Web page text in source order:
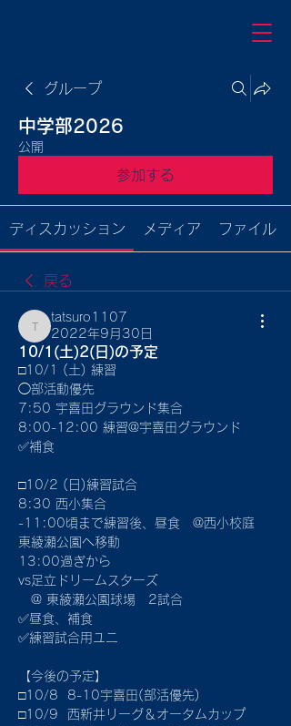
グループ
中学部2026
公開
参加する
ディスカッション メディア ファイル
戻る
tatsuro1107
tatsuro1107
2022年9月30日
10/1(土)2(日)の予定
□10/1 (土) 練習
◯部活動優先
7:50 宇喜田グラウンド集合
8:00-12:00 練習@宇喜田グラウンド
✅補食
□10/2 (日)練習試合
8:30 西小集合
-11:00頃まで練習後、昼食　@西小校庭
東綾瀬公園へ移動
13:00過ぎから
vs足立ドリームスターズ
@ 東綾瀬公園球場　2試合
✅昼食、補食
✅練習試合用ユニ
【今後の予定】
□10/8  8-10宇喜田(部活優先)
□10/9  西新井リーグ＆オータムカップ